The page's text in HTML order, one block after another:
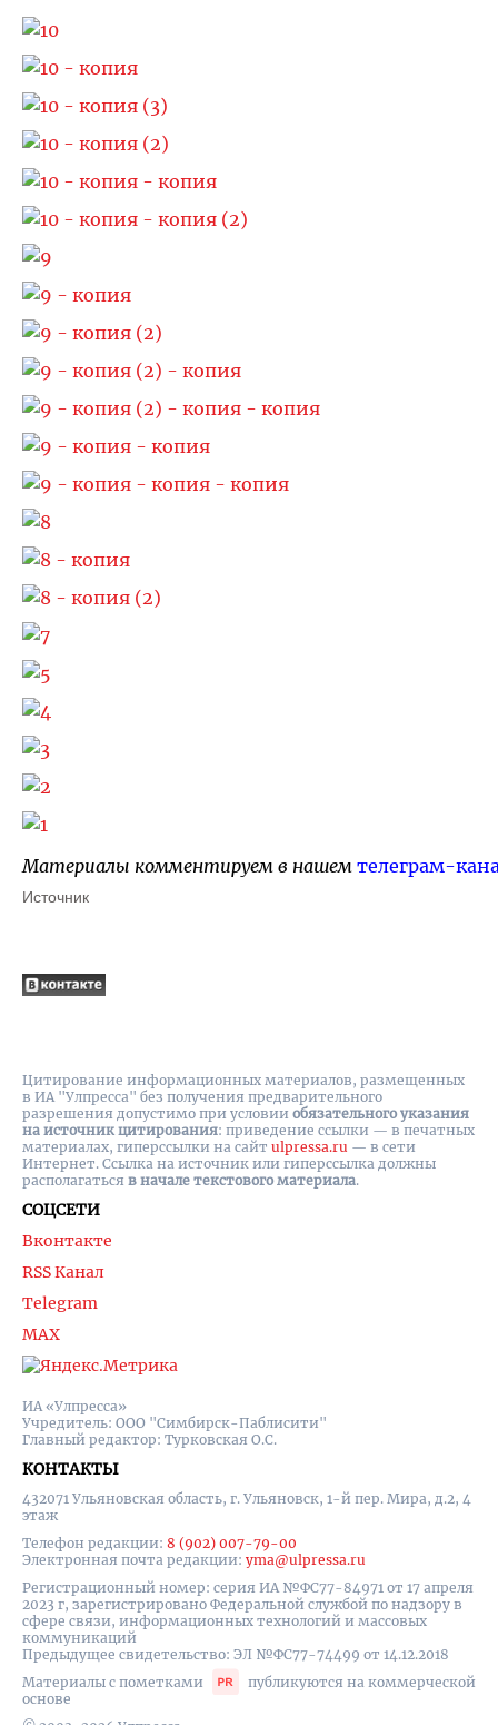
Материалы комментируем в нашем телеграм-
Источник
ИА «Улпресса»
Учредитель: ООО "Симбирск-Паблисити"
Главный редактор: Турковская О.С.
КОНТАКТЫ
432071 Ульяновская область, г. Ульяновск, 1-й пер. Мира, д.2, 4
этаж
Телефон редакции: 8 (902) 007-79-00
Электронная почта редакции: yma@ulpressa.ru
Регистрационный номер: серия ИА №ФС77-84971 от 17 апреля
2023 г, зарегистрировано Федеральной службой по надзору в
сфере связи, информационных технологий и массовых
коммуникаций
Предыдущее свидетельство: ЭЛ №ФС77-74499 от 14.12.2018
Материалы с пометками
публикуются на коммерческой
основе
СОЦСЕТИ
Вконтакте
RSS Канал
Telegram
MAX
Цитирование информационных материалов, размещенных
в ИА "Улпресса" без получения предварительного
разрешения допустимо при условии обязательного указания
на источник цитирования: приведение ссылки — в печатных
материалах, гиперссылки на cайт ulpressa.ru — в сети
Интернет. Ссылка на источник или гиперссылка должны
располагаться в начале текстового материала.